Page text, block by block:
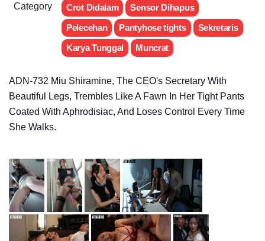
Category Crot Didalam
Sensor Dihapus
Pelecehan
Pantyhose tights
Sekretaris
Karya Tunggal
Muncrat
ADN-732 Miu Shiramine, The CEO's Secretary With
Beautiful Legs, Trembles Like A Fawn In Her Tight Pants
Coated With Aphrodisiac, And Loses Control Every Time
She Walks.